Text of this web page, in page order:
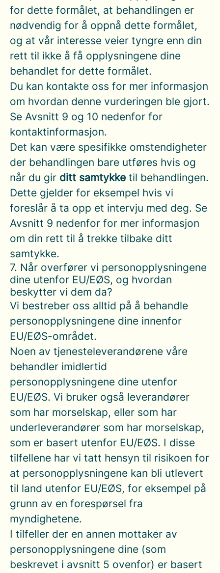
for dette formålet, at behandlingen er
nødvendig for å oppnå dette formålet,
og at vår interesse veier tyngre enn din
rett til ikke å få opplysningene dine
behandlet for dette formålet.
Du kan kontakte oss for mer informasjon
om hvordan denne vurderingen ble gjort.
Se Avsnitt 9 og 10 nedenfor for
kontaktinformasjon.
Det kan være spesifikke omstendigheter
der behandlingen bare utføres hvis og
når du gir ditt samtykke til behandlingen.
Dette gjelder for eksempel hvis vi
foreslår å ta opp et intervju med deg. Se
Avsnitt 9 nedenfor for mer informasjon
om din rett til å trekke tilbake ditt
samtykke.
7. Når overfører vi personopplysningene
dine utenfor EU/EØS, og hvordan
beskytter vi dem da?
Vi bestreber oss alltid på å behandle
personopplysningene dine innenfor
EU/EØS-området.
Noen av tjenesteleverandørene våre
behandler imidlertid
personopplysningene dine utenfor
EU/EØS. Vi bruker også leverandører
som har morselskap, eller som har
underleverandører som har morselskap,
som er basert utenfor EU/EØS. I disse
tilfellene har vi tatt hensyn til risikoen for
at personopplysningene kan bli utlevert
til land utenfor EU/EØS, for eksempel på
grunn av en forespørsel fra
myndighetene.
I tilfeller der en annen mottaker av
personopplysningene dine (som
beskrevet i avsnitt 5 ovenfor) er basert